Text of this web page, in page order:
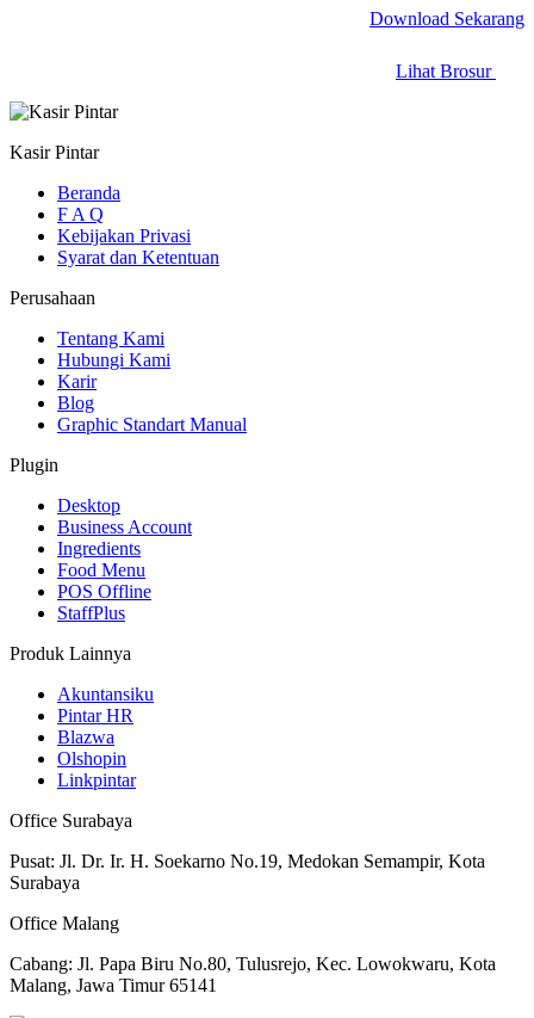
Download Sekarang
Lihat Brosur
Kasir Pintar
Beranda
F A Q
Kebijakan Privasi
Syarat dan Ketentuan
Perusahaan
Tentang Kami
Hubungi Kami
Karir
Blog
Graphic Standart Manual
Plugin
Desktop
Business Account
Ingredients
Food Menu
POS Offline
StaffPlus
Produk Lainnya
Akuntansiku
Pintar HR
Blazwa
Olshopin
Linkpintar
Office Surabaya
Pusat: Jl. Dr. Ir. H. Soekarno No.19, Medokan Semampir, Kota
Surabaya
Office Malang
Cabang: Jl. Papa Biru No.80, Tulusrejo, Kec. Lowokwaru, Kota
Malang, Jawa Timur 65141